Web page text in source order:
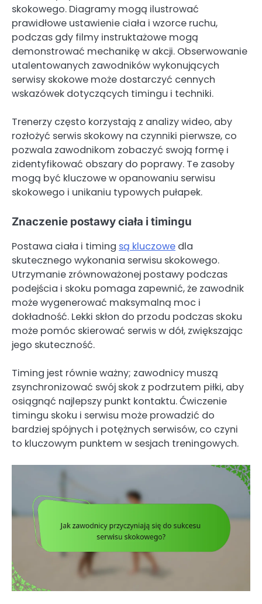
skokowego. Diagramy mogą ilustrować
prawidłowe ustawienie ciała i wzorce ruchu,
podczas gdy filmy instruktażowe mogą
demonstrować mechanikę w akcji. Obserwowanie
utalentowanych zawodników wykonujących
serwisy skokowe może dostarczyć cennych
wskazówek dotyczących timingu i techniki.
Trenerzy często korzystają z analizy wideo, aby
rozłożyć serwis skokowy na czynniki pierwsze, co
pozwala zawodnikom zobaczyć swoją formę i
zidentyfikować obszary do poprawy. Te zasoby
mogą być kluczowe w opanowaniu serwisu
skokowego i unikaniu typowych pułapek.
Znaczenie postawy ciała i timingu
Postawa ciała i timing są kluczowe dla
skutecznego wykonania serwisu skokowego.
Utrzymanie zrównoważonej postawy podczas
podejścia i skoku pomaga zapewnić, że zawodnik
może wygenerować maksymalną moc i
dokładność. Lekki skłon do przodu podczas skoku
może pomóc skierować serwis w dół, zwiększając
jego skuteczność.
Timing jest równie ważny; zawodnicy muszą
zsynchronizować swój skok z podrzutem piłki, aby
osiągnąć najlepszy punkt kontaktu. Ćwiczenie
timingu skoku i serwisu może prowadzić do
bardziej spójnych i potężnych serwisów, co czyni
to kluczowym punktem w sesjach treningowych.